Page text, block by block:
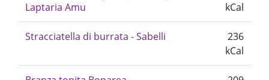
Laptaria Amu
kCal
Stracciatella di burrata - Sabelli
236
kCal